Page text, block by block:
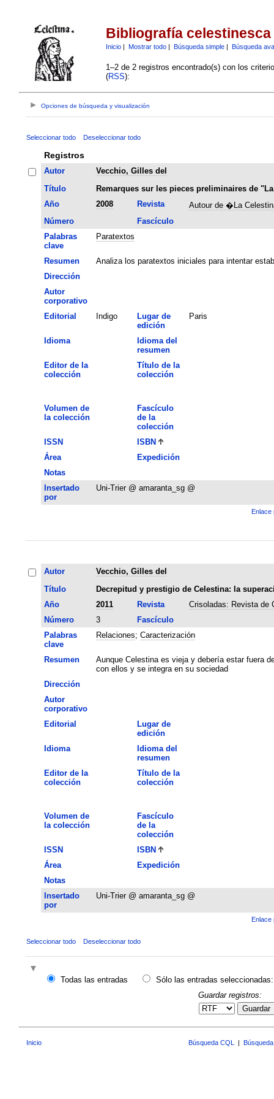
Bibliografía celestinesca
Inicio| Mostrar todo| Búsqueda simple| Búsqueda
1–2 de 2 registros encontrado(s) con los
(RSS):
Opciones de búsqueda y visualización
Seleccionar todo Deseleccionar todo
Registros
Autor
Vecchio, Gilles del
Título
Remarques sur les pieces preliminaires de
Año
2008 Revista
Autour de �La
Número
Fascículo
Palabras
clave
Paratextos
Resumen
Analiza los paratextos iniciales para intentar
Dirección
Autor
corporativo
Editorial
Indigo
Lugar de
edición
Paris
Idioma
Idioma del
resumen
Editor de la
colección
Título de la
colección
Volumen de
la colección
Fascículo
de la
colección
ISSN
ISBN
Área
Expedición
Notas
Insertado
por
Uni-Trier @ amaranta_sg @
Enlace
Autor
Vecchio, Gilles del
Título
Decrepitud y prestigio de Celestina: la
Año
2011 Revista
Crisoladas: Revista de
Número
3
Fascículo
Palabras
clave
Relaciones; Caracterización
Resumen
Aunque Celestina es vieja y debería estar fuera
con ellos y se integra en su sociedad
Dirección
Autor
corporativo
Editorial
Lugar de
edición
Idioma
Idioma del
resumen
Editor de la
colección
Título de la
colección
Volumen de
la colección
Fascículo
de la
colección
ISSN
ISBN
Área
Expedición
Notas
Insertado
por
Uni-Trier @ amaranta_sg @
Enlace
Seleccionar todo Deseleccionar todo
Todas las entradas
Sólo las entradas seleccionadas:
Guardar registros:
Guardar
Inicio Búsqueda CQL